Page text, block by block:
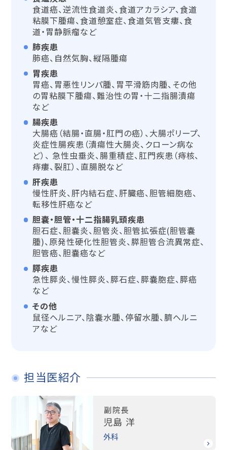
食道癌、逆流性食道炎、食道アカラシア、食道
粘膜下腫瘍、食道憩室症、食道気管支瘻、食
道・胃静脈瘤など
肺疾患
肺癌、自然気胸、縦隔腫瘍
胃疾患
胃癌、胃悪性リンパ腫、胃平滑筋肉腫、その他
の胃粘膜下腫瘍、難治性の胃・十二指腸潰瘍
など
腸疾患
大腸癌（結腸・直腸・肛門の癌）、大腸ポリープ、
炎症性腸疾患（潰瘍性大腸炎、クローン病な
ど）、 急性虫垂炎、腸重積症、肛門疾患（痔核、
痔瘻、裂肛）、直腸脱など
肝疾患
慢性肝炎、肝内結石症、肝臓癌、胆管細胞癌、
転移性肝癌など
胆嚢・胆管・十二指腸乳頭疾患
胆石症、胆嚢炎、胆管炎、胆管拡張症(胆管嚢
腫)、原発性硬化性胆管炎、膵胆管合流異常症、
胆管癌、胆嚢癌など
膵疾患
急性膵炎、慢性膵炎、膵石症、膵嚢胞症、膵癌
など
その他
鼠径ヘルニア、陰嚢水腫、停留水腫、臍ヘルニ
アなど
担当医紹介
副院長
児島 洋
外科